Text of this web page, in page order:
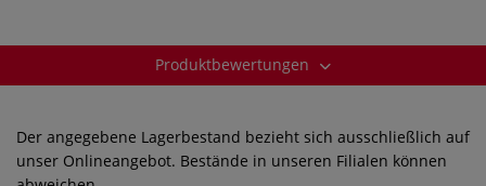
Produktbewertungen
Der angegebene Lagerbestand bezieht sich ausschließlich auf
unser Onlineangebot. Bestände in unseren Filialen können